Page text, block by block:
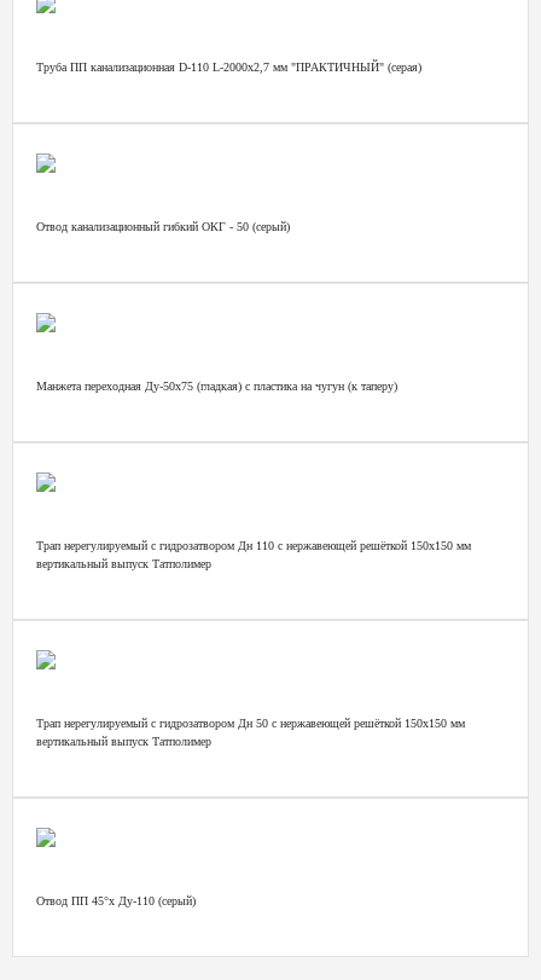
Труба ПП канализационная D-110 L-2000х2,7 мм "ПРАКТИЧНЫЙ" (серая)
Отвод канализационный гибкий ОКГ - 50 (серый)
Манжета переходная Ду-50х75 (гладкая) с пластика на чугун (к таперу)
Трап нерегулируемый с гидрозатвором Дн 110 с нержавеющей решёткой 150х150 мм
вертикальный выпуск Татполимер
Трап нерегулируемый с гидрозатвором Дн 50 с нержавеющей решёткой 150х150 мм
вертикальный выпуск Татполимер
Отвод ПП 45°х Ду-110 (серый)